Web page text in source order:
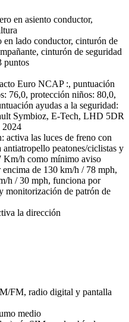
en asiento conductor,
en lado conductor, cinturón de
cinturón de seguridad
puntos
Euro NCAP :, puntuación
76,0, protección niños: 80,0,
ayudas a la seguridad:
Symbioz, E-Tech, LHD 5DR
2024
activa las luces de freno con
antiatropello peatones/ciclistas y
Km/h como mínimo aviso
de 130 km/h / 78 mph,
h / 30 mph, funciona por
monitorización de patrón de
la dirección
FM, radio digital y pantalla
medio